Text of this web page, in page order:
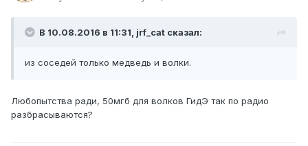
В 10.08.2016 в 11:31, jrf_cat сказал:
из соседей только медведь и волки.
Любопытства ради, 50мгб для волков ГидЭ так по радио
разбрасываются?